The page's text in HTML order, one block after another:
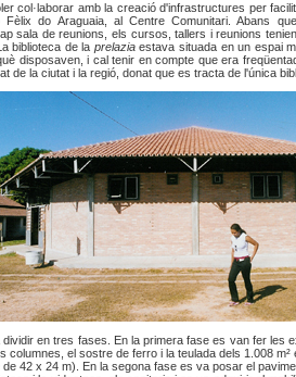
col·laborar amb la creació d'infrastructures per
Fèlix do Araguaia, al Centre Comunitari. Abans
sala de reunions, els cursos, tallers i reunions
biblioteca de la prelaziaestava situada en un espai
disposaven, i cal tenir en compte que era
de la ciutat i la regió, donat que es tracta de l'única
dividir en tres fases. En la primera fase es van fer les
columnes, el sostre de ferro i la teulada dels 1.008
42 x 24 m). En la segona fase es va posar el